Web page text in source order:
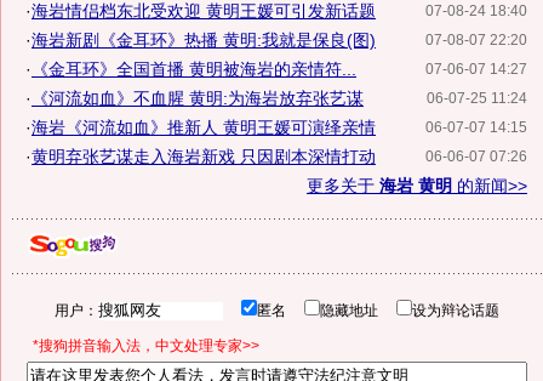
07-08-24 18:40
·海岩情侣档东北受欢迎 黄明王媛可引发新话题
07-08-07 22:20
·海岩新剧《金耳环》热播 黄明:我就是保良(图)
07-06-07 14:27
· 《金耳环》全国首播 黄明被海岩的亲情符...
06-07-25 11:24
· 《河流如血》不血腥 黄明:为海岩放弃张艺谋
06-07-07 14:15
·海岩《河流如血》推新人 黄明王媛可演绎亲情
06-06-07 07:26
·黄明弃张艺谋走入海岩新戏 只因剧本深情打动
更多关于 海岩 黄明 的新闻>>
用户： 匿名 隐藏地址 设为辩论话题
*搜狗拼音输入法，中文处理专家>>